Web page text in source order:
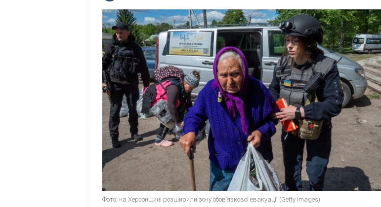
Фото: на Херсонщині розширили зону обов’язкової евакуації (Getty Images)